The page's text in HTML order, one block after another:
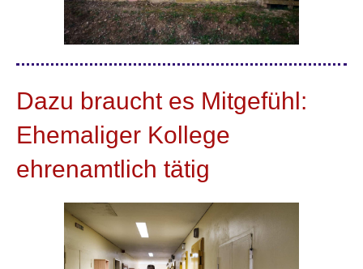
Dazu braucht es Mitgefühl:
Ehemaliger Kollege
ehrenamtlich tätig